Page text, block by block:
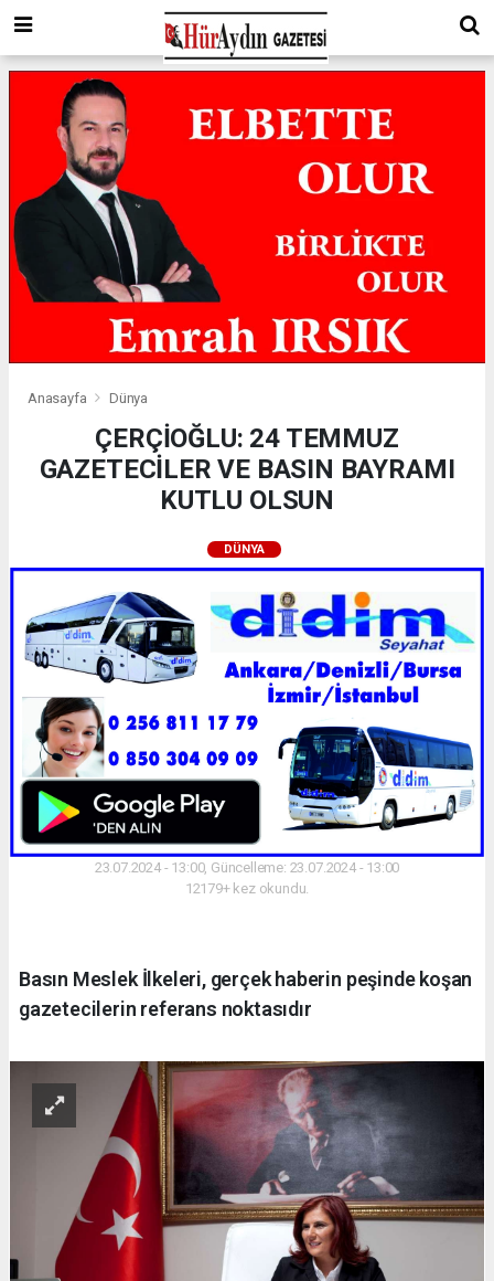
Anasayfa Dünya
ÇERÇİOĞLU: 24 TEMMUZ
GAZETECİLER VE BASIN BAYRAMI
KUTLU OLSUN
DÜNYA
23.07.2024 - 13:00, Güncelleme: 23.07.2024 - 13:00
12179+ kez okundu.
Basın Meslek İlkeleri, gerçek haberin peşinde koşan
gazetecilerin referans noktasıdır